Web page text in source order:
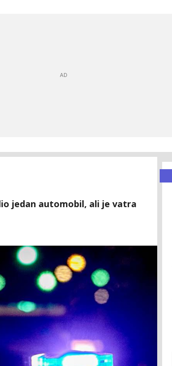
jedan automobil, ali je vatra